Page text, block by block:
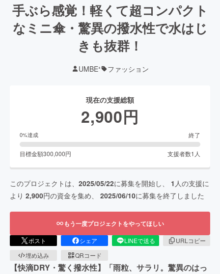
手ぶら感覚！軽くて超コンパクト
なミニ傘・驚異の撥水性で水はじ
きも抜群！
UMBE⁺ ファッション
現在の支援総額
2,900円
0%達成 終了
目標金額300,000円 支援者数1 人
このプロジェクトは、 2025/05/22に募集を開始し、 1 人の支援に
より 2,900円の資金を集め、 2025/06/10に募集を終了しました
もう一度プロジェクトをやってほしい
ポスト シェア LINEで送る
URLコピー
埋め込み
QRコード
【快滴DRY・驚く撥水性】「雨粒、サラリ。驚異のはっ